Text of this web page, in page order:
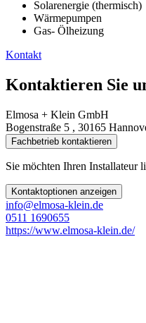
Solarenergie (thermisch)
Wärmepumpen
Gas- Ölheizung
Kontakt
Kontaktieren Sie
Elmosa + Klein GmbH
Bogenstraße 5 , 30165
Fachbetrieb kontaktieren
Sie möchten Ihren Installateur
Kontaktoptionen anzeigen
info@elmosa-klein.de
0511 1690655
https://www.elmosa-klein.de/